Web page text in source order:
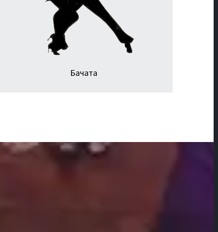
Бачата
фигур и движений, но и общение, контакт и
взаимодействие с партнером.